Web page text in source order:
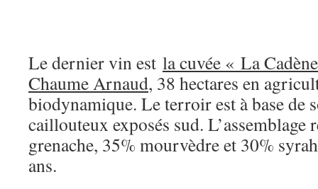
Le dernier vin est la cuvée « La
Chaume Arnaud, 38 hectares en
biodynamique. Le terroir est à base de
caillouteux exposés sud. L’assemblage
grenache, 35% mourvèdre et 30%
ans.